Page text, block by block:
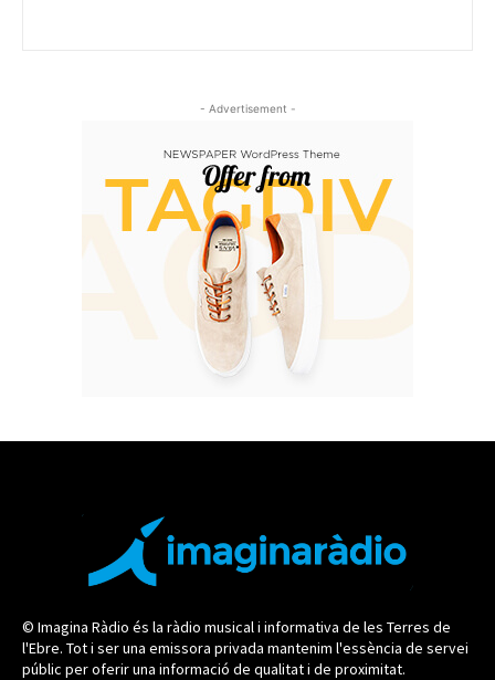
- Advertisement -
© Imagina Ràdio és la ràdio musical i informativa de les Terres de
l'Ebre. Tot i ser una emissora privada mantenim l'essència de servei
públic per oferir una informació de qualitat i de proximitat.